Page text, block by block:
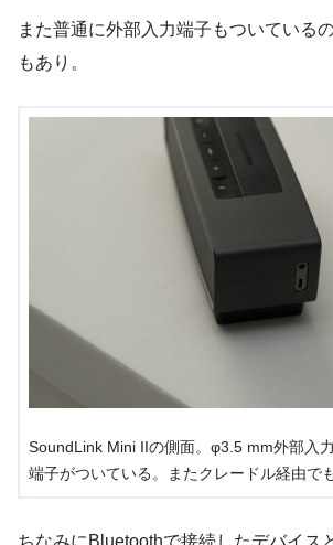
また普通に外部入力端子もついている
もあり。
SoundLink Mini IIの側面。φ3.5 mm外部入
端子がついている。またクレードル経由で